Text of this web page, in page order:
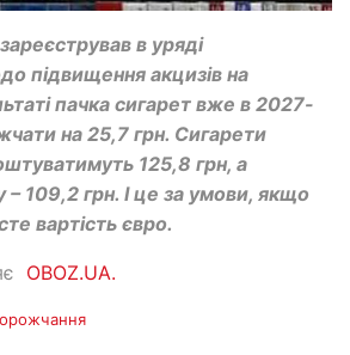
в уряді
підвищення акцизів на
пачка сигарет вже в 2027-
на 25,7 грн. Сигарети
125,8 грн, а
– 109,2 грн. І це за умови, якщо
вартість євро.
OBOZ.UA.